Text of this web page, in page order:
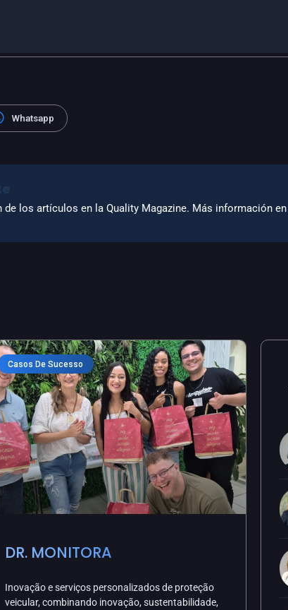
Whatsapp
de los artículos en la Quality Magazine. Más información en
Casos De Sucesso
DR. MONITORA
Inovação e serviços personalizados de proteção
veicular, combinando inovação, sustentabilidade,